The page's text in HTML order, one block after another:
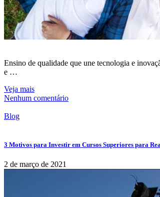
Ensino de qualidade que une tecnologia e
e …
Veja mais
Nenhum comentário
Blog
3 Motivos para Investir em Cursos Superiores para
2 de março de 2021